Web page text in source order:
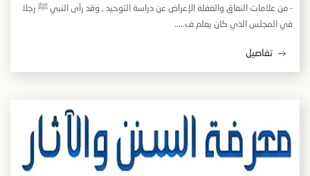
- من علامات النفاق والغفلة الإعراض عن دراسة التوحيد , وقد رآى النبي ﷺ رجلا
في المجلس الذي كان يعلم ف.....
تفاصيل